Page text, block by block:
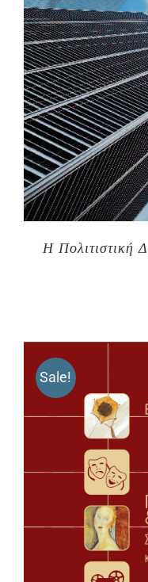
Η Πολιτιστική
Sale!